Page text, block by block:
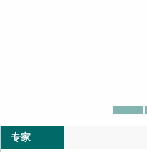
专家